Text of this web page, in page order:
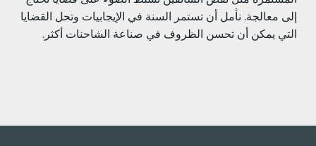
معالجة. نأمل أن تستمر السنة في الإيجابيات وتحل القضايا
يمكن أن تحسن الظروف في صناعة الشاحنات أكثر.